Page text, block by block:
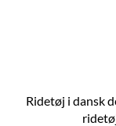
Ridetøj i dansk